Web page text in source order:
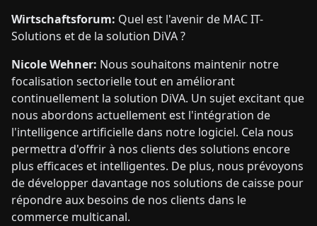
Wirtschaftsforum: Quel est l'avenir de MAC IT-
Solutions et de la solution DiVA ?
Nicole Wehner: Nous souhaitons maintenir notre
focalisation sectorielle tout en améliorant
continuellement la solution DiVA. Un sujet excitant que
nous abordons actuellement est l'intégration de
l'intelligence artificielle dans notre logiciel. Cela nous
permettra d'offrir à nos clients des solutions encore
plus efficaces et intelligentes. De plus, nous prévoyons
de développer davantage nos solutions de caisse pour
répondre aux besoins de nos clients dans le
commerce multicanal.